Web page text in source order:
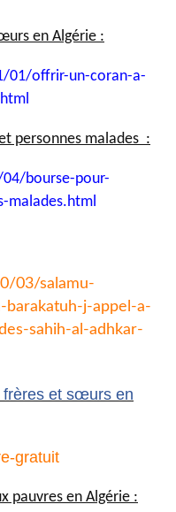
en Algérie :
01/offrir-un-coran-a-
html
personnes malades :
04/bourse-pour-
malades.html
03/salamu-
barakatuh-j-appel-a-
sahih-al-adhkar-
frères et sœurs en
gratuit
pauvres en Algérie :